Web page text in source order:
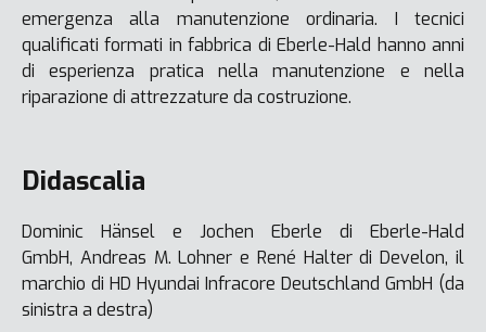
emergenza alla manutenzione ordinaria. I tecnici
qualificati formati in fabbrica di Eberle-Hald hanno anni
di esperienza pratica nella manutenzione e nella
riparazione di attrezzature da costruzione.
Didascalia
Dominic Hänsel e Jochen Eberle di Eberle-Hald
GmbH, Andreas M. Lohner e René Halter di Develon, il
marchio di HD Hyundai Infracore Deutschland GmbH (da
sinistra a destra)